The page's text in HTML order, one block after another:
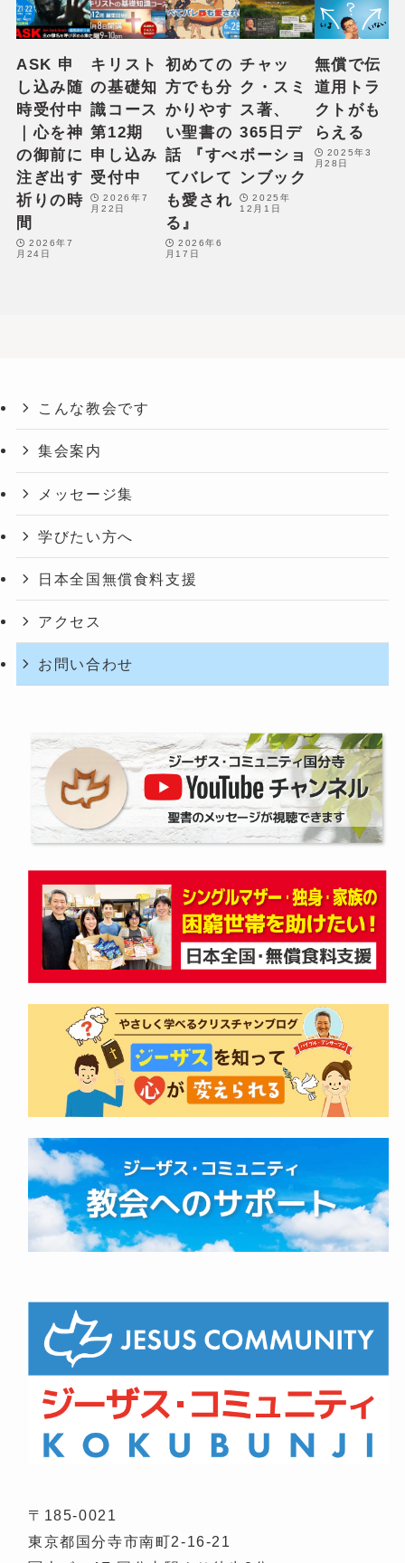
ASK 申
し込み随
時受付中
｜心を神
の御前に
注ぎ出す
祈りの時
間
2026年7
月24日
キリスト
の基礎知
識コース
第12期
申し込み
受付中
2026年7
月22日
初めての
方でも分
かりやす
い聖書の
話 『すべ
てバレて
も愛され
る』
2026年6
月17日
チャッ
ク・スミ
ス著、
365日デ
ボーショ
ンブック
2025年
12月1日
無償で伝
道用トラ
クトがも
らえる
2025年3
月28日
こんな教会です
集会案内
メッセージ集
学びたい方へ
日本全国無償食料支援
アクセス
お問い合わせ
〒185-0021
東京都国分寺市南町2-16-21